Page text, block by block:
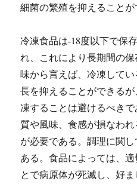
細菌の繁殖を抑えることが
冷凍食品は-18度以下で保
れ、これにより長期間の
味から言えば、冷凍して
長を抑えることができる
凍することは避けるべき
質や風味、食感が損なわ
が必要である。調理に関
ある。食品によっては、
とで病原体が死滅し、好